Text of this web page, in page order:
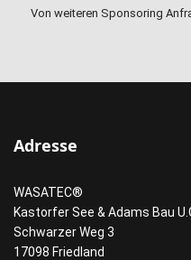
Von weiteren Sponsoring
Adresse
WASATEC®
Kastorfer See & Adams Bau
Schwarzer Weg 3
17098 Friedland